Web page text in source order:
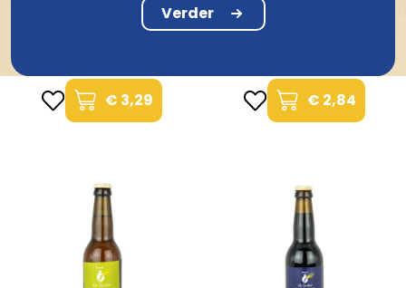
Dochter Esprit de Noel
€ 3,29
Brouwerij De Dochter Van
€ 2,84
Verder